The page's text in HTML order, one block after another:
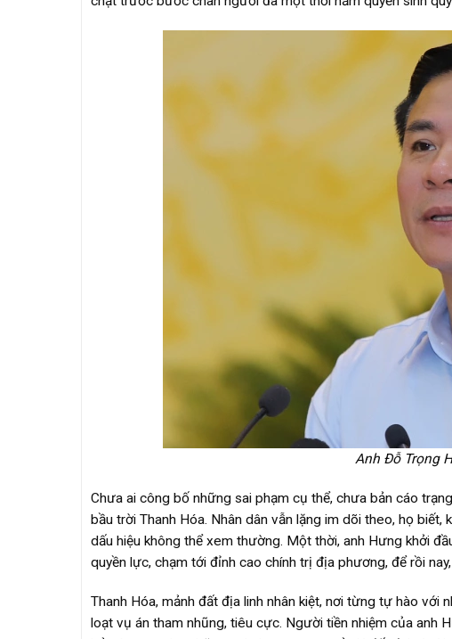
Anh Đỗ Trọng
Chưa ai công bố những sai phạm cụ thể, chưa bản cáo
bầu trời Thanh Hóa. Nhân dân vẫn lặng im dõi theo, họ biết,
dấu hiệu không thể xem thường. Một thời, anh Hưng khởi
quyền lực, chạm tới đỉnh cao chính trị địa phương, để rồi
Thanh Hóa, mảnh đất địa linh nhân kiệt, nơi từng tự hào
loạt vụ án tham nhũng, tiêu cực. Người tiền nhiệm của anh